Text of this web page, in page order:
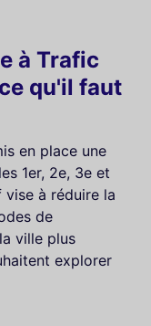
à Trafic
qu'il faut
en place une
1er, 2e, 3e et
à réduire la
de
ville plus
explorer